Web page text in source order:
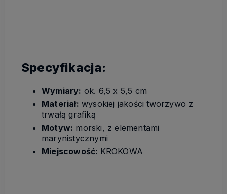
Specyfikacja:
Wymiary: ok. 6,5 x 5,5 cm
Materiał: wysokiej jakości tworzywo z
trwałą grafiką
Motyw: morski, z elementami
marynistycznymi
Miejscowość: KROKOWA